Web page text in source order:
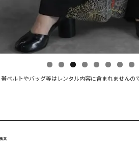
ベルトやバッグ等はレンタル内容に含まれませんの